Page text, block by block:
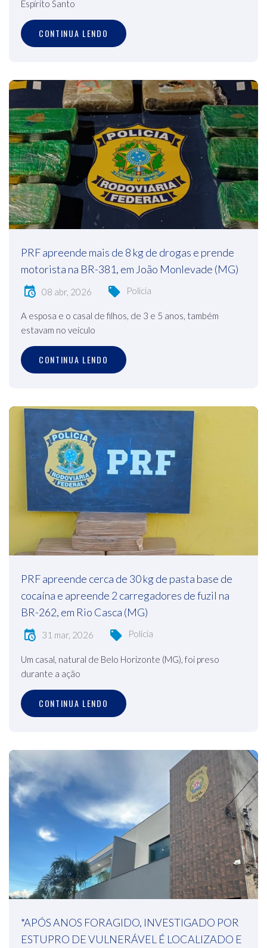
Espírito Santo
CONTINUA LENDO
PRF apreende mais de 8 kg de drogas e prende
motorista na BR-381, em João Monlevade (MG)
08 abr, 2026 Polícia
A esposa e o casal de filhos, de 3 e 5 anos, também
estavam no veículo
CONTINUA LENDO
PRF apreende cerca de 30 kg de pasta base de
cocaína e apreende 2 carregadores de fuzil na
BR-262, em Rio Casca (MG)
31 mar, 2026 Polícia
Um casal, natural de Belo Horizonte (MG), foi preso
durante a ação
CONTINUA LENDO
*APÓS ANOS FORAGIDO, INVESTIGADO POR
ESTUPRO DE VULNERÁVEL É LOCALIZADO E